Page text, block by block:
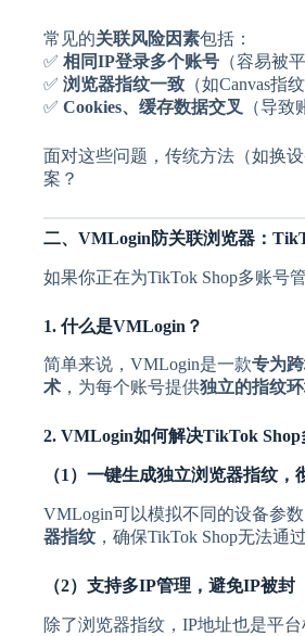
常见的关联风险因素包括：
✅ 相同IP登录多个账号 （容易被
✅ 浏览器指纹一致 （如Canvas指
✅ Cookies、缓存数据交叉 （导致
面对这些问题，传统方法（如换
案？
二、VMLogin防关联浏览器：
如果你正在为TikTok Shop多账号
1. 什么是VMLogin？
简单来说，VMLogin是一款专为
术 ，为每个账号提供独立的指纹
2. VMLogin如何解决TikTok Shop
（1）一键生成独立浏览器指纹，
VMLogin可以模拟不同的设备参
器指纹 ，确保TikTok Shop无法通
（2）支持多IP管理，避免IP被封
除了浏览器指纹，IP地址也是平台